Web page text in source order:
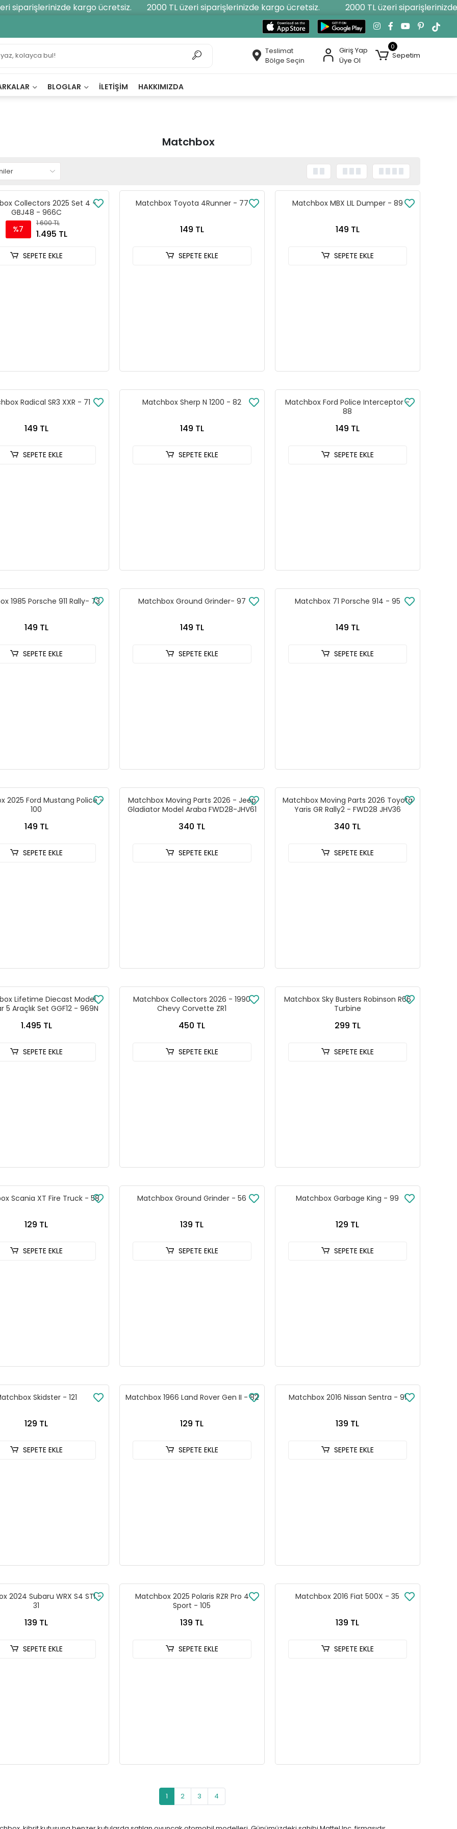
siparişlerinizde kargo ücretsiz. 2000 TL üzeri siparişlerinizde kargo ücretsiz. 2000 TL üzeri siparişlerinizde
Teslimat
Bölge Seçin
Giriş Yap
Üye Ol
0
Sepetim
BLOGLAR İLETIŞIM HAKKIMIZDA
Matchbox
Collectors 2025 Set 4 -
GBJ48 - 966C
%7
1.600 TL
1.495 TL
SEPETE EKLE
Matchbox Toyota 4Runner - 77
149 TL
SEPETE EKLE
Matchbox MBX LIL Dumper - 89
149 TL
SEPETE EKLE
Radical SR3 XXR - 71
149 TL
SEPETE EKLE
Matchbox Sherp N 1200 - 82
149 TL
SEPETE EKLE
Matchbox Ford Police Interceptor -
88
149 TL
SEPETE EKLE
Matchbox 1985 Porsche 911 Rally- 73
149 TL
SEPETE EKLE
Matchbox Ground Grinder- 97
149 TL
SEPETE EKLE
Matchbox 71 Porsche 914 - 95
149 TL
SEPETE EKLE
2025 Ford Mustang Police -
100
149 TL
SEPETE EKLE
Matchbox Moving Parts 2026 - Jeep
Gladiator Model Araba FWD28-JHV61
340 TL
SEPETE EKLE
Matchbox Moving Parts 2026 Toyota
Yaris GR Rally2 - FWD28 JHV36
340 TL
SEPETE EKLE
Lifetime Diecast Model
5 Araçlık Set GGF12 - 969N
1.495 TL
SEPETE EKLE
Matchbox Collectors 2026 - 1990
Chevy Corvette ZR1
450 TL
SEPETE EKLE
Matchbox Sky Busters Robinson R66
Turbine
299 TL
SEPETE EKLE
Scania XT Fire Truck - 58
129 TL
SEPETE EKLE
Matchbox Ground Grinder - 56
139 TL
SEPETE EKLE
Matchbox Garbage King - 99
129 TL
SEPETE EKLE
Skidster - 121
129 TL
SEPETE EKLE
Matchbox 1966 Land Rover Gen II - 82
129 TL
SEPETE EKLE
Matchbox 2016 Nissan Sentra - 91
139 TL
SEPETE EKLE
2024 Subaru WRX S4 STI -
31
139 TL
SEPETE EKLE
Matchbox 2025 Polaris RZR Pro 4
Sport - 105
139 TL
SEPETE EKLE
Matchbox 2016 Fiat 500X - 35
139 TL
SEPETE EKLE
1 2 3 4